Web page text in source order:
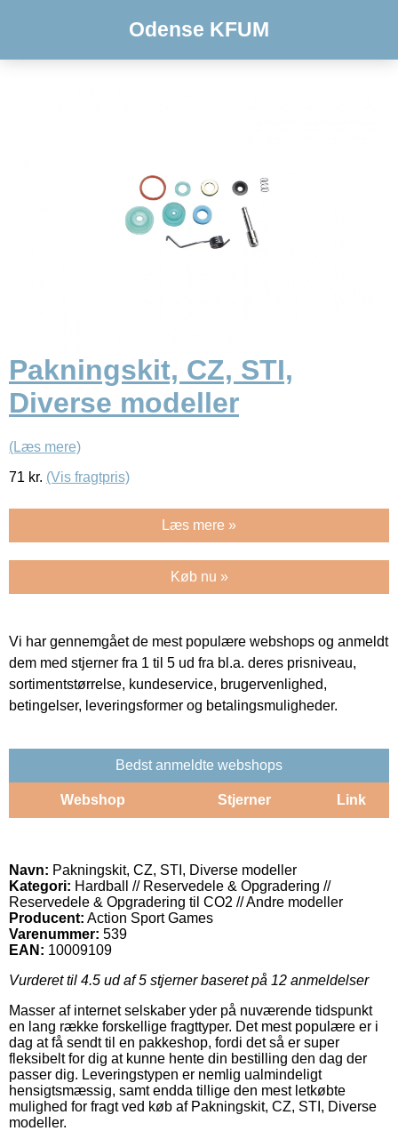
Odense KFUM
Pakningskit, CZ, STI,
Diverse modeller
(Læs mere)
71 kr. (Vis fragtpris)
Læs mere »
Køb nu »
Vi har gennemgået de mest populære webshops og anmeldt
dem med stjerner fra 1 til 5 ud fra bl.a. deres prisniveau,
sortimentstørrelse, kundeservice, brugervenlighed,
betingelser, leveringsformer og betalingsmuligheder.
Bedst anmeldte webshops
Webshop Stjerner Link
Navn: Pakningskit, CZ, STI, Diverse modeller
Kategori: Hardball // Reservedele & Opgradering //
Reservedele & Opgradering til CO2 // Andre modeller
Producent: Action Sport Games
Varenummer: 539
EAN: 10009109
Vurderet til 4.5 ud af 5 stjerner baseret på 12 anmeldelser
Masser af internet selskaber yder på nuværende tidspunkt
en lang række forskellige fragttyper. Det mest populære er i
dag at få sendt til en pakkeshop, fordi det så er super
fleksibelt for dig at kunne hente din bestilling den dag der
passer dig. Leveringstypen er nemlig ualmindeligt
hensigtsmæssig, samt endda tillige den mest letkøbte
mulighed for fragt ved køb af Pakningskit, CZ, STI, Diverse
modeller.